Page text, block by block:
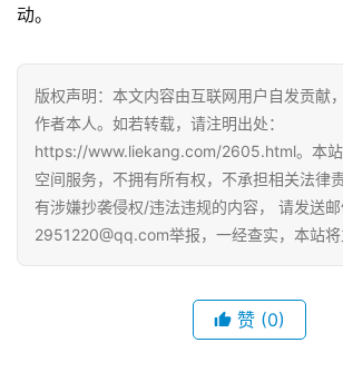
动。
版权声明：本文内容由互联网用户自发贡献
作者本人。如若转载，请注明出处：
https://www.liekang.com/2605.html。本
空间服务，不拥有所有权，不承担相关法律
有涉嫌抄袭侵权/违法违规的内容， 请发送
2951220@qq.com举报，一经查实，本站将
赞 (0)